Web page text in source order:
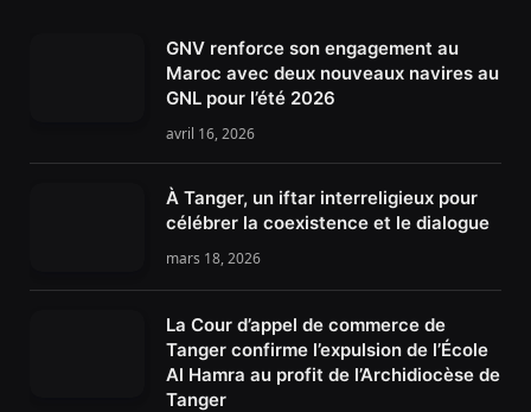
GNV renforce son engagement au
Maroc avec deux nouveaux navires au
GNL pour l’été 2026
avril 16, 2026
À Tanger, un iftar interreligieux pour
célébrer la coexistence et le dialogue
mars 18, 2026
La Cour d’appel de commerce de
Tanger confirme l’expulsion de l’École
Al Hamra au profit de l’Archidiocèse de
Tanger